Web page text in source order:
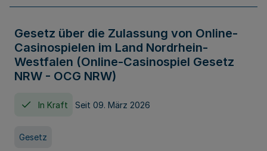
Gesetz über die Zulassung von Online-
Casinospielen im Land Nordrhein-
Westfalen (Online-Casinospiel Gesetz
NRW - OCG NRW)
In Kraft Seit 09. März 2026
Gesetz